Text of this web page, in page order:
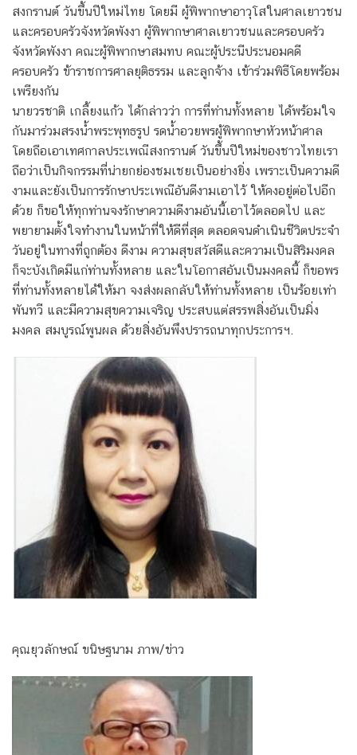
สงกรานต์ วันขึ้นปีใหม่ไทย โดยมี ผู้พิพากษาอาวุโสในศาลเยาวชน
และครอบครัวจังหวัดพังงา ผู้พิพากษาศาลเยาวชนและครอบครัว
จังหวัดพังงา คณะผู้พิพากษาสมทบ คณะผู้ประนีประนอมคดี
ครอบครัว ข้าราชการศาลยุติธรรม และลูกจ้าง เข้าร่วมพิธีโดยพร้อม
เพรียงกัน
นายวรชาติ เกลี้ยงแก้ว ได้กล่าวว่า การที่ท่านทั้งหลาย ได้พร้อมใจ
กันมาร่วมสรงน้ำพระพุทธรูป รดน้ำอวยพรผู้พิพากษาหัวหน้าศาล
โดยถือเอาเทศกาลประเพณีสงกรานต์ วันขึ้นปีใหม่ของชาวไทยเรา
ถือว่าเป็นกิจกรรมที่น่ายกย่องชมเชยเป็นอย่างยิ่ง เพราะเป็นความดี
งามและยังเป็นการรักษาประเพณีอันดีงามเอาไว้ ให้คงอยู่ต่อไปอีก
ด้วย ก็ขอให้ทุกท่านจงรักษาความดีงามอันนี้เอาไว้ตลอดไป และ
พยายามตั้งใจทำงานในหน้าที่ให้ดีที่สุด ตลอดจนดำเนินชีวิตประจำ
วันอยู่ในทางที่ถูกต้อง ดีงาม ความสุขสวัสดีและความเป็นสิริมงคล
ก็จะบังเกิดมีแก่ท่านทั้งหลาย และในโอกาสอันเป็นมงคลนี้ ก็ขอพร
ที่ท่านทั้งหลายได้ให้มา จงส่งผลกลับให้ท่านทั้งหลาย เป็นร้อยเท่า
พันทวี และมีความสุขความเจริญ ประสบแต่สรรพสิ่งอันเป็นมิ่ง
มงคล สมบูรณ์พูนผล ด้วยสิ่งอันพึงปรารถนาทุกประการฯ.
คุณยุวลักษณ์ ขนิษฐนาม ภาพ/ข่าว